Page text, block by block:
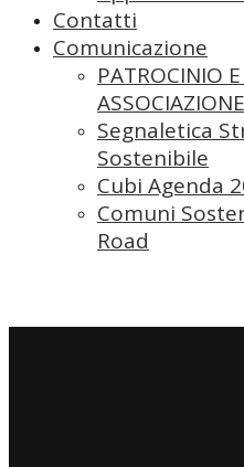
Contatti
Comunicazione
PATROCINIO
ASSOCIAZIONE
Segnaletica
Sostenibile
Cubi Agenda
Comuni
Road